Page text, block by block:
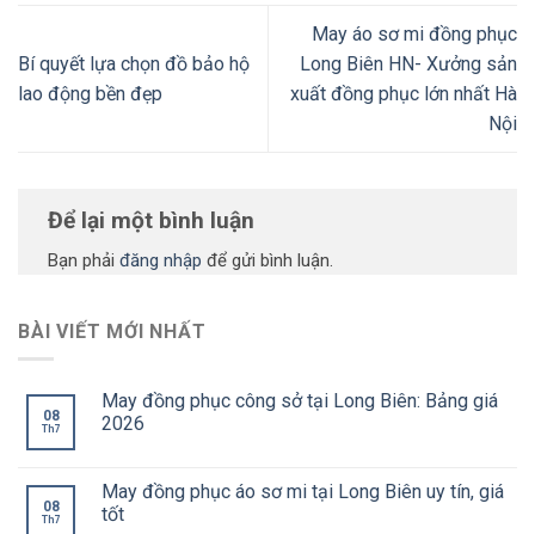
​Bí quyết lựa chọn đồ bảo hộ
lao động bền đẹp
May áo sơ mi đồng phục
Long Biên HN- Xưởng sản
xuất đồng phục lớn nhất Hà
Nội
Để lại một bình luận
Bạn phải đăng nhập để gửi bình luận.
BÀI VIẾT MỚI NHẤT
08
Th7
May đồng phục công sở tại Long Biên: Bảng giá
2026
08
Th7
May đồng phục áo sơ mi tại Long Biên uy tín, giá
tốt